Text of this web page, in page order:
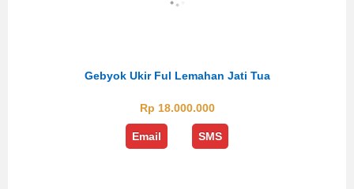
Gebyok Ukir Ful Lemahan Jati Tua
Rp 18.000.000
Email SMS